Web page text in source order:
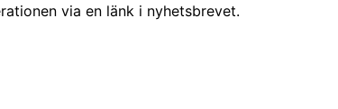
via en länk i nyhetsbrevet.